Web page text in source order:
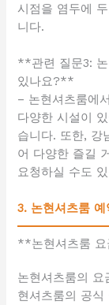
시점을 염두에
니다.
**관련 질문3:
있나요?**
– 논현셔츠룸에
다양한 시설이
습니다. 또한, 강
어 다양한 즐길
요청하실 수도
3. 논현셔츠룸 예
**논현셔츠룸
논현셔츠룸의
현셔츠룸의 공식